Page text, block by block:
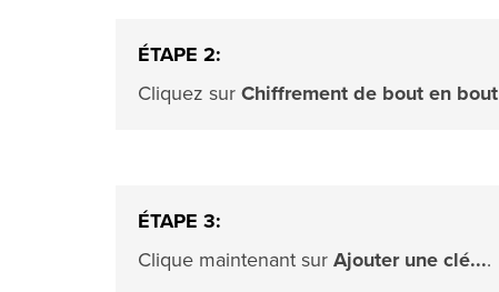
ÉTAPE 2:
Cliquez sur Chiffrement de bout en bout
ÉTAPE 3:
Clique maintenant sur Ajouter une clé....